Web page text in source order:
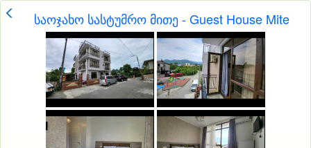
საოჯახო სასტუმრო მითე - Guest House Mite